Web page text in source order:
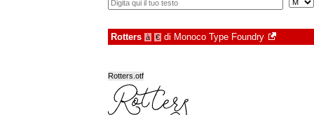
Rotters à € di Monoco Type Foundry
Rotters.otf